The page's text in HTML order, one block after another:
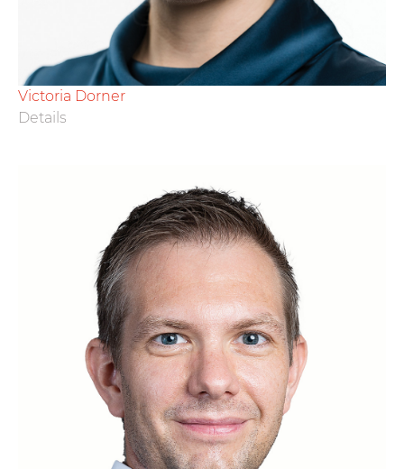
Victoria Dorner
Details